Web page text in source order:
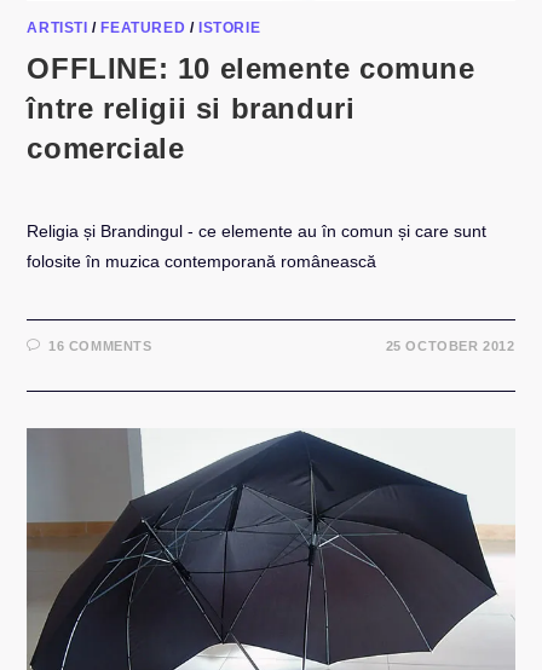
ARTISTI / FEATURED / ISTORIE
OFFLINE: 10 elemente comune
între religii si branduri
comerciale
Religia și Brandingul - ce elemente au în comun și care sunt
folosite în muzica contemporană românească
16 COMMENTS 25 OCTOBER 2012